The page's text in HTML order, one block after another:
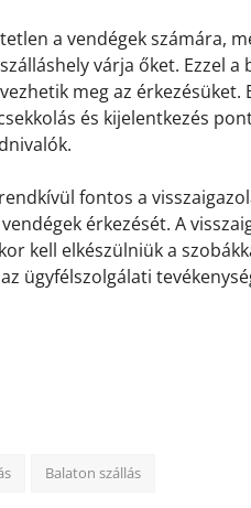
a vendégek számára,
várja őket. Ezzel
meg az
és kijelentkezés
fontos a
érkezését. A
kell elkészülniük a
ügyfélszolgálati
Balaton szállás